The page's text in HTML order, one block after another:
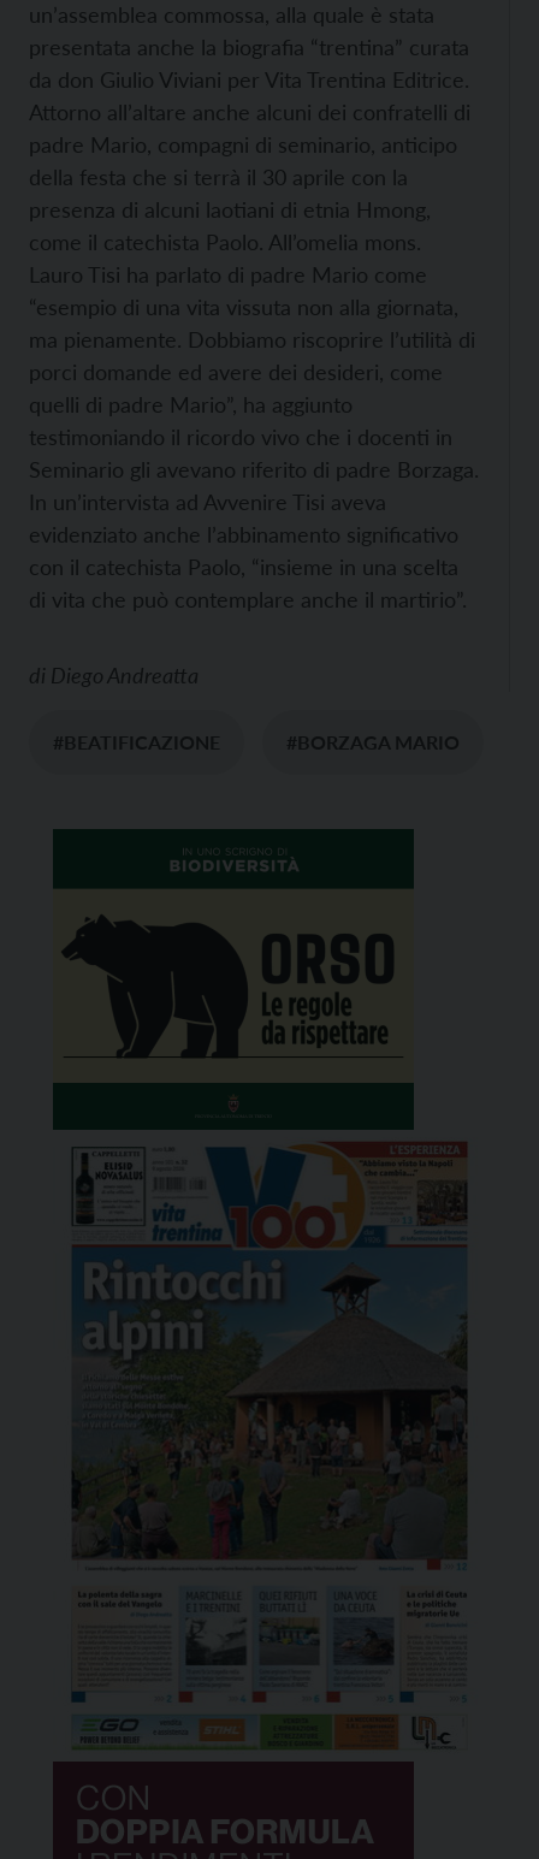
un’assemblea commossa, alla quale è stata
presentata anche la biografia “trentina” curata
da don Giulio Viviani per Vita Trentina Editrice.
Attorno all’altare anche alcuni dei confratelli di
padre Mario, compagni di seminario, anticipo
della festa che si terrà il 30 aprile con la
presenza di alcuni laotiani di etnia Hmong,
come il catechista Paolo. All’omelia mons.
Lauro Tisi ha parlato di padre Mario come
“esempio di una vita vissuta non alla giornata,
ma pienamente. Dobbiamo riscoprire l’utilità di
porci domande ed avere dei desideri, come
quelli di padre Mario”, ha aggiunto
testimoniando il ricordo vivo che i docenti in
Seminario gli avevano riferito di padre Borzaga.
In un’intervista ad Avvenire Tisi aveva
evidenziato anche l’abbinamento significativo
con il catechista Paolo, “insieme in una scelta
di vita che può contemplare anche il martirio”.
di Diego Andreatta
#BEATIFICAZIONE #BORZAGA MARIO